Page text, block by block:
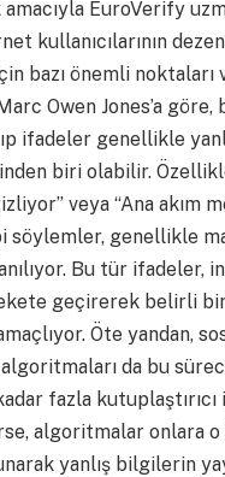
EuroVerify
kullanıcılarının
bazı önemli noktaları
Owen Jones’a
ifadeler genellikle
biri olabilir.
veya “Ana akım
söylemler, genellikle
Bu tür ifadeler,
geçirerek belirli bir
Öte yandan,
da bu süreci
fazla
algoritmalar onlara o
yanlış bilgilerin